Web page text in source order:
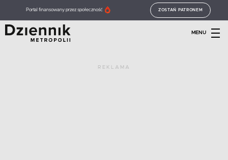
Portal finansowany przez społeczność ZOSTAŃ PATRONEM
MENU
REKLAMA